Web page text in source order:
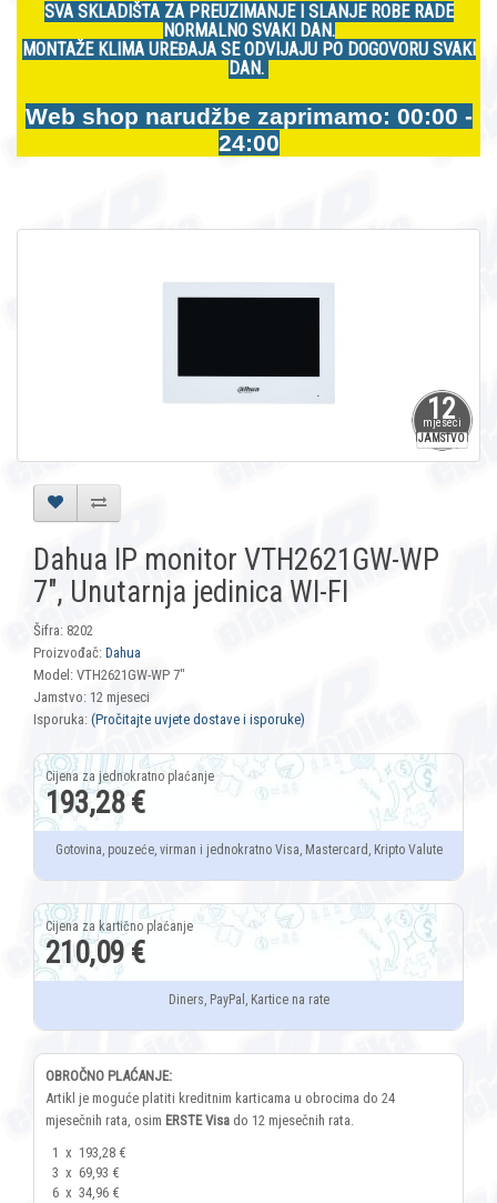
SVA SKLADIŠTA ZA PREUZIMANJE I SLANJE ROBE RADE
NORMALNO SVAKI DAN.
MONTAŽE KLIMA UREĐAJA SE ODVIJAJU PO DOGOVORU SVAKI
DAN.
Web shop narudžbe zaprimamo: 00:00 -
24:00
12
mjeseci
JAMSTVO
Dahua IP monitor VTH2621GW-WP
7″, Unutarnja jedinica WI-FI
Šifra: 8202
Proizvođač: Dahua
Model: VTH2621GW-WP 7″
Jamstvo: 12 mjeseci
Isporuka: (Pročitajte uvjete dostave i isporuke)
193,28 €
Gotovina, pouzeće, virman i jednokratno Visa, Mastercard, Kripto Valute
210,09 €
Diners, PayPal, Kartice na rate
OBROČNO PLAĆANJE:
Artikl je moguće platiti kreditnim karticama u obrocima do 24
mjesečnih rata, osim ERSTE Visa do 12 mjesečnih rata.
1 x 193,28 €
3 x 69,93 €
6 x 34,96 €